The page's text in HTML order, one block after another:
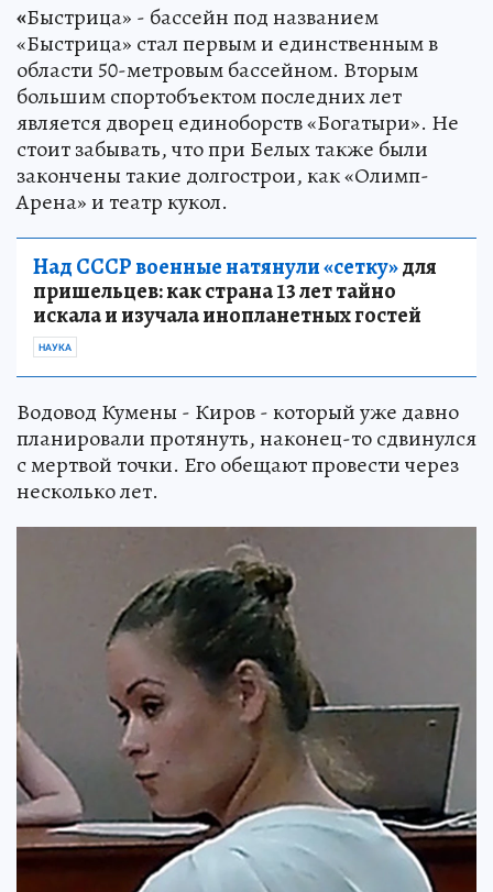
«Быстрица» - бассейн под названием
«Быстрица» стал первым и единственным в
области 50-метровым бассейном. Вторым
большим спортобъектом последних лет
является дворец единоборств «Богатыри». Не
стоит забывать, что при Белых также были
закончены такие долгострои, как «Олимп-
Арена» и театр кукол.
Над СССР военные натянули «сетку»для
пришельцев: как страна 13 лет тайно
искала и изучала инопланетных гостей
НАУКА
Водовод Кумены - Киров - который уже давно
планировали протянуть, наконец-то сдвинулся
с мертвой точки. Его обещают провести через
несколько лет.